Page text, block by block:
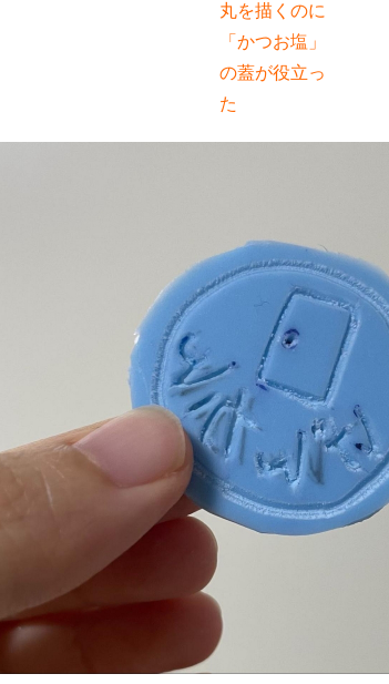
丸を描くのに
「かつお塩」
の蓋が役立っ
た